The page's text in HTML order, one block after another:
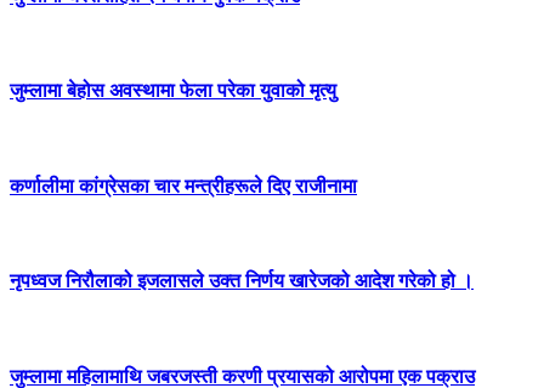
जुम्लामा बेहोस अवस्थामा फेला परेका युवाको मृत्यु
कर्णालीमा कांग्रेसका चार मन्त्रीहरूले दिए राजीनामा
नृपध्वज निरौलाको इजलासले उक्त निर्णय खारेजको आदेश गरेको हो ।
जुम्लामा महिलामाथि जबरजस्ती करणी प्रयासको आरोपमा एक पक्राउ